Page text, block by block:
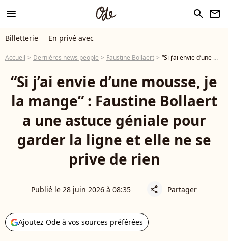
menu search newsletter
Billetterie En privé avec
Accueil Dernières news people Faustine Bollaert “Si j’ai envie d’une mousse, je la mange” : Faustine Bollaert a une astuce géniale pour garder la ligne et elle ne se prive de rien
“Si j’ai envie d’une mousse, je
la mange” : Faustine Bollaert
a une astuce géniale pour
garder la ligne et elle ne se
prive de rien
Publié le 28 juin 2026 à 08:35 share Partager
Ajoutez Ode à vos sources préférées